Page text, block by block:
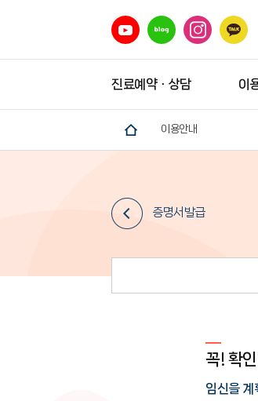
진료예약ㆍ상담 이
이용안내
증명서발급
꼭! 확
임신을 계